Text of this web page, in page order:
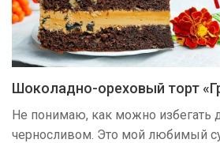
Шоколадно-ореховый торт
Не понимаю, как можно избегать
черносливом. Это мой любимый